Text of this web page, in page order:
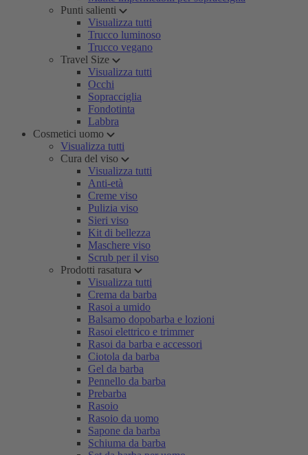
Punti salienti
Visualizza tutti
Trucco luminoso
Trucco vegano
Travel Size
Visualizza tutti
Occhi
Sopracciglia
Fondotinta
Labbra
Cosmetici uomo
Visualizza tutti
Cura del viso
Visualizza tutti
Anti-età
Creme viso
Pulizia viso
Sieri viso
Kit di bellezza
Maschere viso
Scrub per il viso
Prodotti rasatura
Visualizza tutti
Crema da barba
Rasoi a umido
Balsamo dopobarba e lozioni
Rasoi elettrico e trimmer
Rasoi da barba e accessori
Ciotola da barba
Gel da barba
Pennello da barba
Prebarba
Rasoio
Rasoio da uomo
Sapone da barba
Schiuma da barba